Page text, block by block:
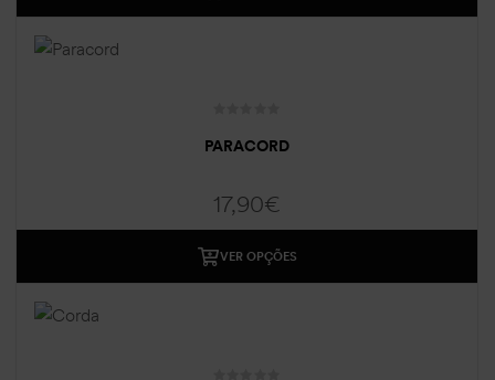
PARACORD
17,90€
VER OPÇÕES